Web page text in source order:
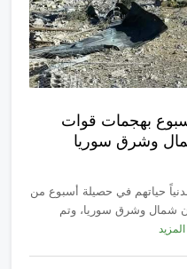
في أسبوع بهجمات قوات
وشرق سوريا
حسين- قامشلو/ ايزدينافقد 14 مدنياً حياتهم في حصيلة أسبوع من
شمال وشرق سوريا، وتم
المزيد